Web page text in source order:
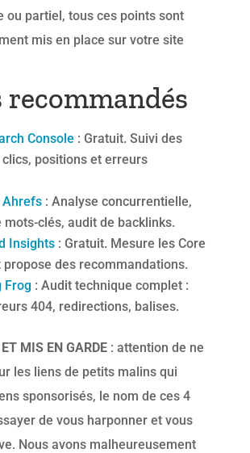
ou partiel, tous ces points sont
mis en place sur votre site
Console : Gratuit. Suivi des
positions et erreurs
Ahrefs: Analyse concurrentielle,
mots-clés, audit de backlinks.
Insights: Gratuit. Mesure les Core
propose des recommandations.
Frog: Audit technique complet :
404, redirections, balises.
MIS EN GARDE: attention de ne
les liens de petits malins qui
sponsorisés, le nom de ces 4
de vous harponner et vous
Nous avons malheureusement